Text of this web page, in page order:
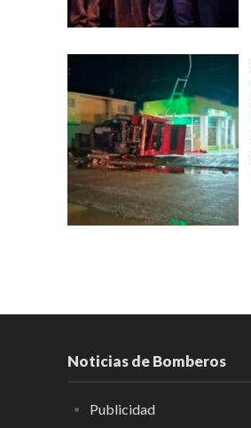
Noticias de Bomberos
Publicidad